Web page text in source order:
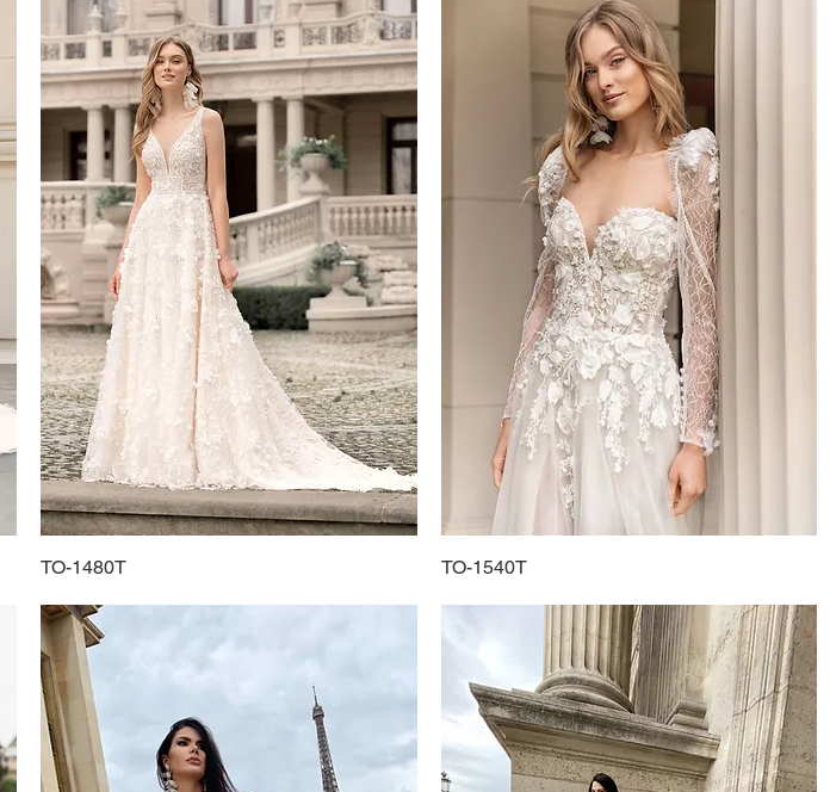
TO-1480T TO-1540T